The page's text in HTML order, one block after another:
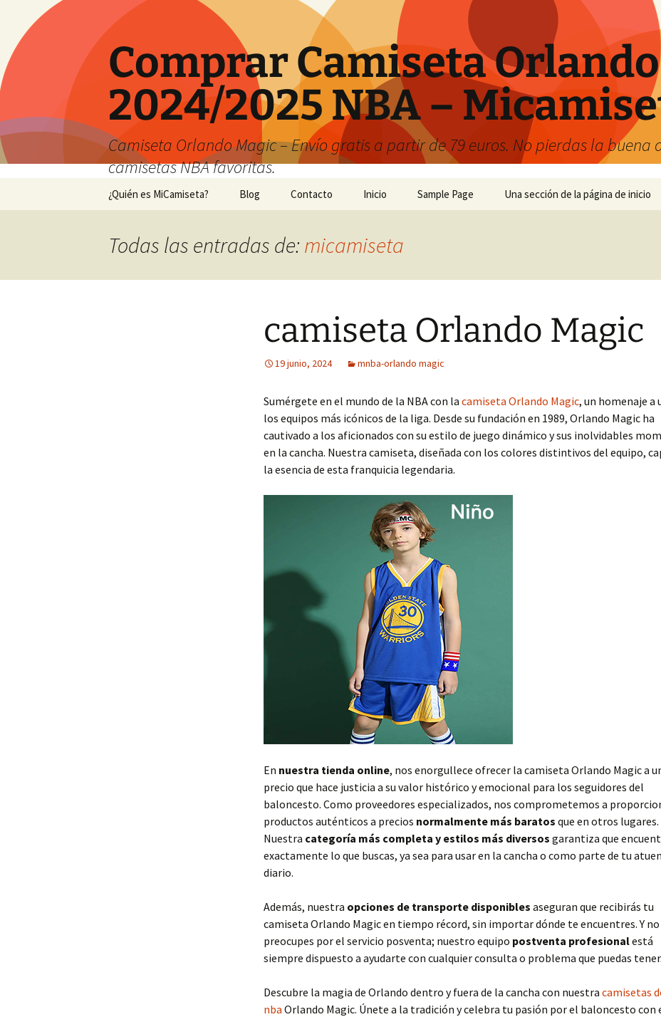
Comprar Camiseta
2024/2025 NBA –
Camiseta Orlando Magic – Envío gratis a partir de 79 euros. No pierdas la
camisetas NBA favoritas.
¿Quién es MiCamiseta? Blog Contacto Inicio Sample Page Una sección de la página de inicio
Todas las entradas de: micamiseta
camiseta Orlando Magic
19 junio, 2024 mnba-orlando magic
Sumérgete en el mundo de la NBA con la camiseta Orlando Magic, un homenaje a
los equipos más icónicos de la liga. Desde su fundación en 1989, Orlando Magic ha
cautivado a los aficionados con su estilo de juego dinámico y sus inolvidables
en la cancha. Nuestra camiseta, diseñada con los colores distintivos del equipo,
la esencia de esta franquicia legendaria.
En nuestra tienda online, nos enorgullece ofrecer la camiseta Orlando Magic a
precio que hace justicia a su valor histórico y emocional para los seguidores del
baloncesto. Como proveedores especializados, nos comprometemos a
productos auténticos a precios normalmente más baratos que en otros lugares.
Nuestra categoría más completa y estilos más diversos garantiza que
exactamente lo que buscas, ya sea para usar en la cancha o como parte de tu
diario.
Además, nuestra opciones de transporte disponibles aseguran que recibirás tu
camiseta Orlando Magic en tiempo récord, sin importar dónde te encuentres. Y
preocupes por el servicio posventa; nuestro equipo postventa profesionalestá
siempre dispuesto a ayudarte con cualquier consulta o problema que puedas tener.
Descubre la magia de Orlando dentro y fuera de la cancha con nuestra camisetas
nba Orlando Magic. Únete a la tradición y celebra tu pasión por el baloncesto con